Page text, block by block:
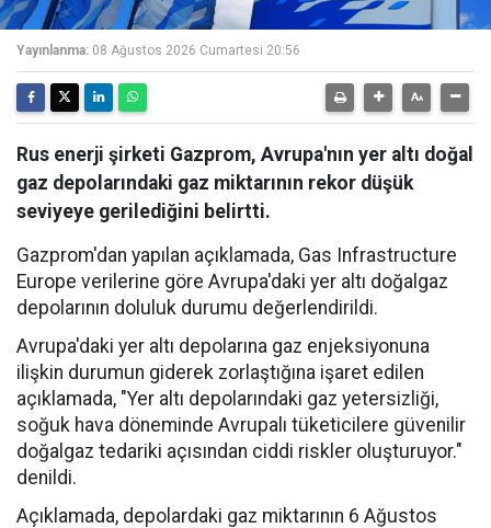
Yayınlanma: 08 Ağustos 2026 Cumartesi 20:56
Rus enerji şirketi Gazprom, Avrupa'nın yer altı doğal
gaz depolarındaki gaz miktarının rekor düşük
seviyeye gerilediğini belirtti.
Gazprom'dan yapılan açıklamada, Gas Infrastructure
Europe verilerine göre Avrupa'daki yer altı doğalgaz
depolarının doluluk durumu değerlendirildi.
Avrupa'daki yer altı depolarına gaz enjeksiyonuna
ilişkin durumun giderek zorlaştığına işaret edilen
açıklamada, "Yer altı depolarındaki gaz yetersizliği,
soğuk hava döneminde Avrupalı tüketicilere güvenilir
doğalgaz tedariki açısından ciddi riskler oluşturuyor."
denildi.
Açıklamada, depolardaki gaz miktarının 6 Ağustos